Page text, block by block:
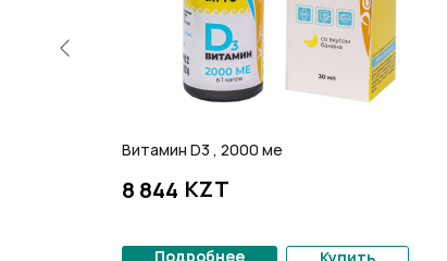
Витамин D3 , 2000 ме
8 844 KZT
Подробнее